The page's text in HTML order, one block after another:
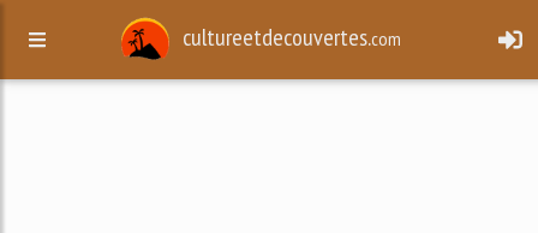
cultureetdecouvertes.com